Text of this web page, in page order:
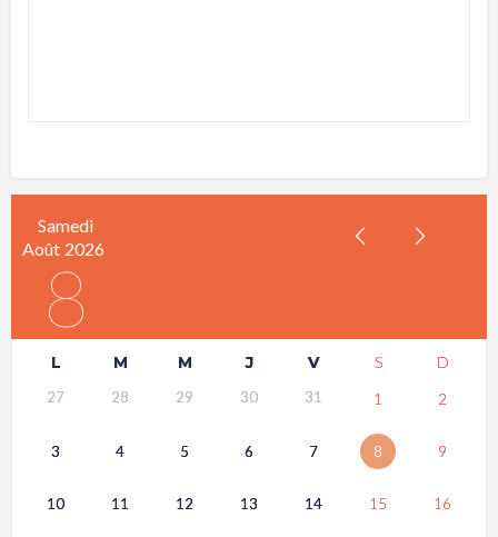
Samedi
Août 2026
8
L M M J V S D
27 28 29 30 31 1 2
3 4 5 6 7 8 9
10 11 12 13 14 15 16